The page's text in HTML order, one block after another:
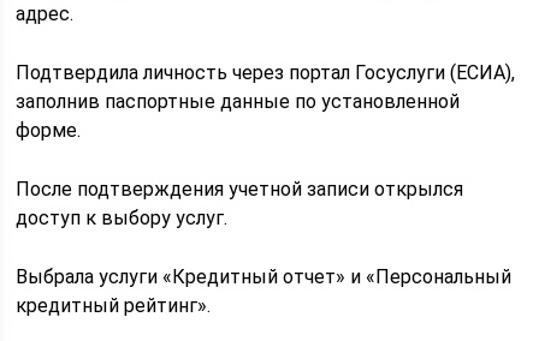
адрес.
Подтвердила личность через портал Госуслуги (ЕСИА),
заполнив паспортные данные по установленной
форме.
После подтверждения учетной записи открылся
доступ к выбору услуг.
Выбрала услуги «Кредитный отчет» и «Персональный
кредитный рейтинг».